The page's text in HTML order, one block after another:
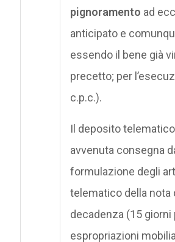
pignoramento ad
anticipato e
essendo il bene già
precetto; per
c.p.c.).
Il deposito
avvenuta consegna
formulazione degli
telematico della nota
decadenza (15
espropriazioni